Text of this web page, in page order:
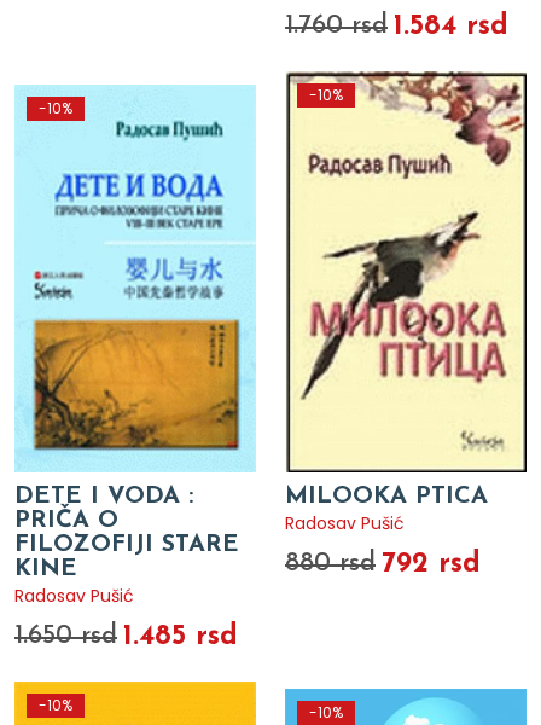
1.760 rsd 1.584 rsd
-10%
DETE I VODA :
PRIČA O
FILOZOFIJI STARE
KINE
Radosav Pušić
1.650 rsd 1.485 rsd
-10%
MILOOKA PTICA
Radosav Pušić
880 rsd 792 rsd
-10% -10%